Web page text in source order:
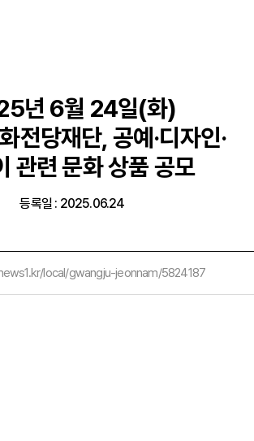
년 6월 24일(화)
전당재단, 공예·디자인·
관련 문화 상품 공모
등록일 : 2025.06.24
local/gwangju-jeonnam/5824187